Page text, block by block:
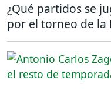
¿Qué partidos se
por el torneo de la